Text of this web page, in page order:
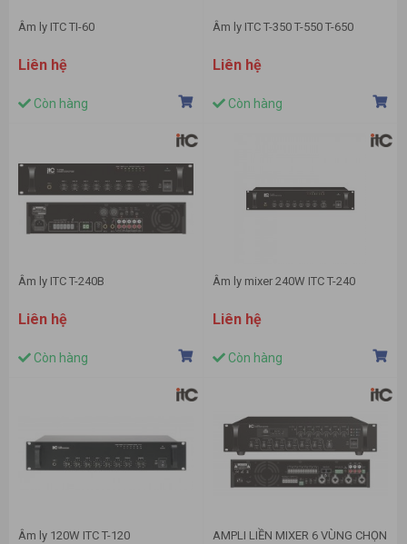
Âm ly ITC TI-60
Liên hệ
Còn hàng
Âm ly ITC T-350 T-550 T-650
Liên hệ
Còn hàng
Âm ly ITC T-240B
Liên hệ
Còn hàng
Âm ly mixer 240W ITC T-240
Liên hệ
Còn hàng
Âm ly 120W ITC T-120
AMPLI LIỀN MIXER 6 VÙNG CHỌN